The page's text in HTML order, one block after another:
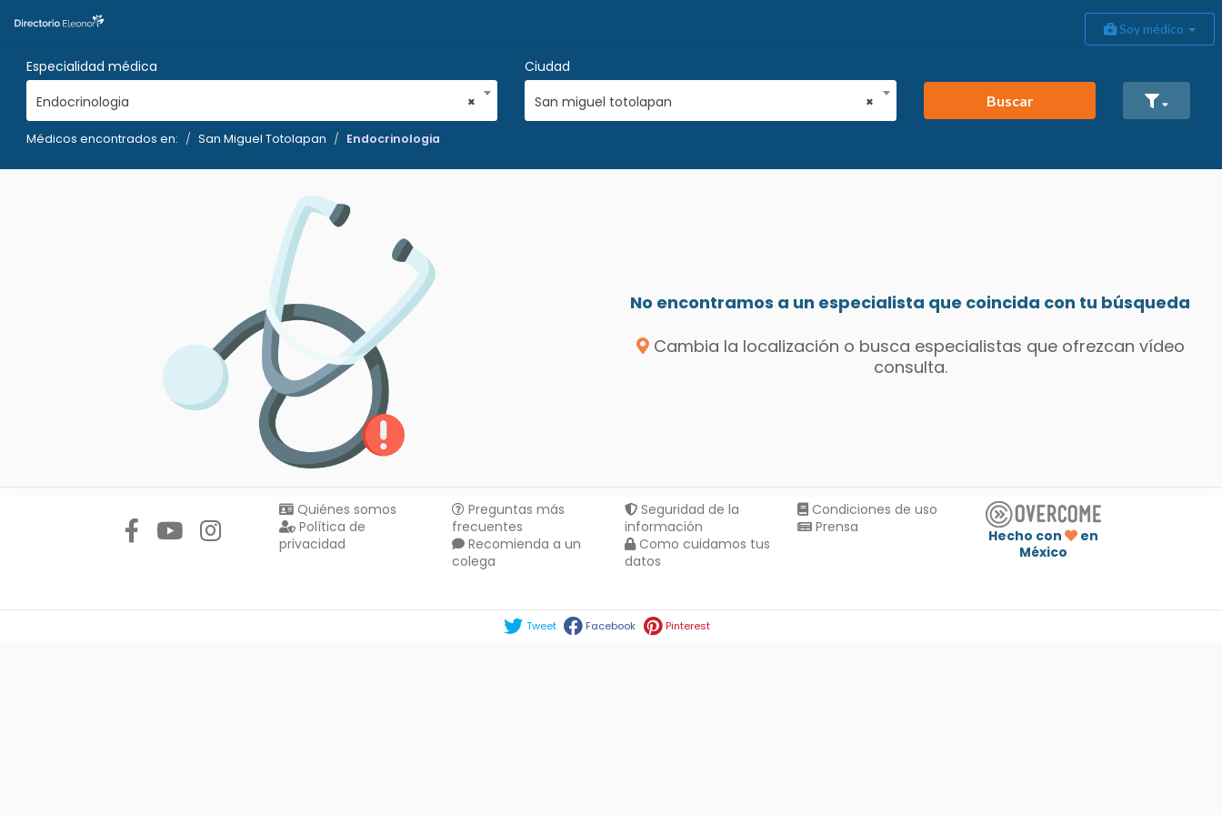
Soy médico
Especialidad médica
×
Endocrinologia
Ciudad
×
San miguel totolapan Buscar
Médicos encontrados en: San Miguel Totolapan Endocrinologia
No encontramos a un especialista que coincida con tu búsqueda
Cambia la localización o busca especialistas que ofrezcan vídeo
consulta.
Quiénes somos
Política de
privacidad
Preguntas más
frecuentes
Recomienda a un
colega
Seguridad de la
información
Como cuidamos tus
datos
Condiciones de uso
Prensa
Hecho con
en
México
Tweet Facebook Pinterest